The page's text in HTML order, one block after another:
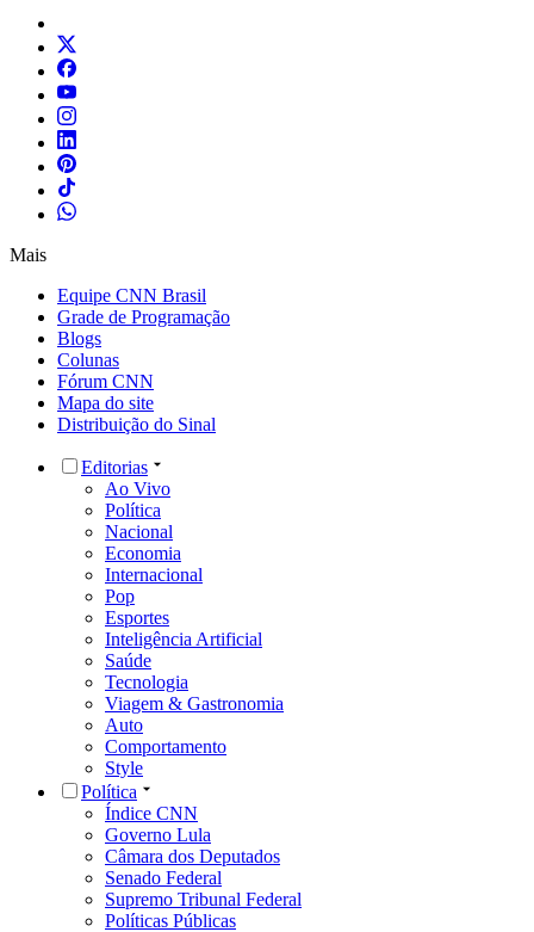
Mais
Equipe CNN Brasil
Grade de Programação
Blogs
Colunas
Fórum CNN
Mapa do site
Distribuição do Sinal
Editorias
Ao Vivo
Política
Nacional
Economia
Internacional
Pop
Esportes
Inteligência Artificial
Saúde
Tecnologia
Viagem & Gastronomia
Auto
Comportamento
Style
Política
Índice CNN
Governo Lula
Câmara dos Deputados
Senado Federal
Supremo Tribunal Federal
Políticas Públicas